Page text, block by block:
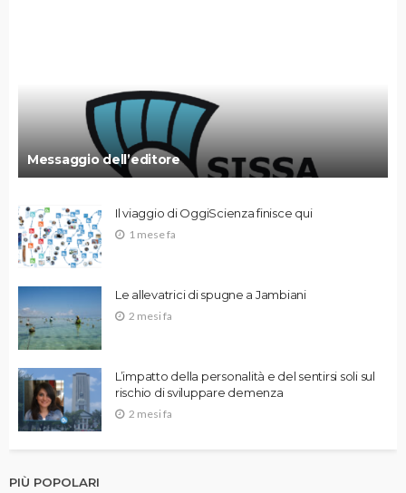
Messaggio dell’editore
Il viaggio di OggiScienza finisce qui
1 mese fa
Le allevatrici di spugne a Jambiani
2 mesi fa
L’impatto della personalità e del sentirsi soli sul
rischio di sviluppare demenza
2 mesi fa
PIÙ POPOLARI